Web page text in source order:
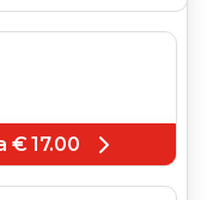
€ 17.00